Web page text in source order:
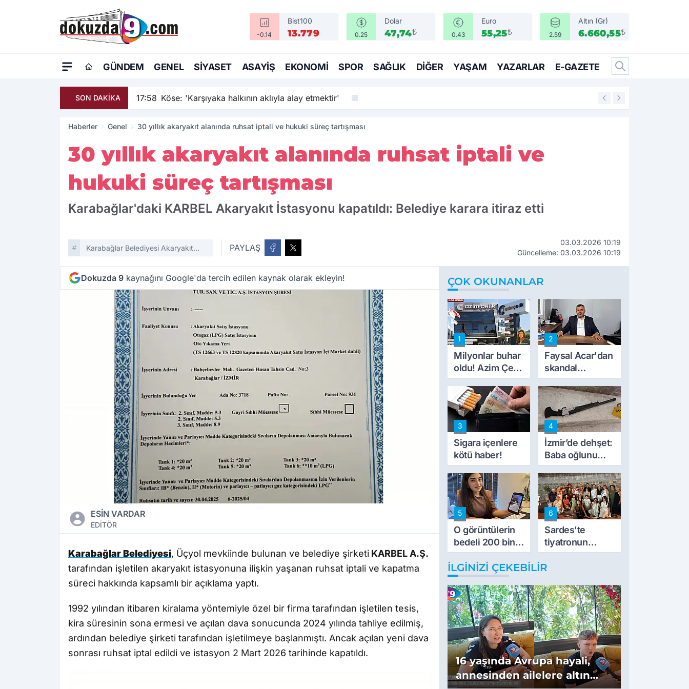
-0.14
Bist100
13.779 0.25
Dolar
47,74₺ 0.43
Euro
55,25₺ 2.59
Altın (Gr)
6.660,55₺
GÜNDEM GENEL SIYASET ASAYIŞ EKONOMI SPOR SAĞLIK DIĞER YAŞAM YAZARLAR E-GAZETE
SON DAKİKA 17:58 Köse: 'Karşıyaka halkının aklıyla alay etmektir' 17:40
Haberler Genel 30 yıllık akaryakıt alanında ruhsat iptali ve hukuki süreç tartışması
30 yıllık akaryakıt alanında ruhsat iptali ve
hukuki süreç tartışması
Karabağlar'daki KARBEL Akaryakıt İstasyonu kapatıldı: Belediye karara itiraz etti
Karabağlar Belediyesi Akaryakıt
PAYLAŞ
03.03.2026 10:19
Güncelleme: 03.03.2026 10:19
Dokuzda 9 kaynağını Google'da tercih edilen kaynak olarak ekleyin!
ESİN VARDAR
EDİTÖR
Karabağlar Belediyesi, Üçyol mevkiinde bulunan ve belediye şirketi KARBEL A.Ş.
tarafından işletilen akaryakıt istasyonuna ilişkin yaşanan ruhsat iptali ve kapatma
süreci hakkında kapsamlı bir açıklama yaptı.
1992 yılından itibaren kiralama yöntemiyle özel bir firma tarafından işletilen tesis,
kira süresinin sona ermesi ve açılan dava sonucunda 2024 yılında tahliye edilmiş,
ardından belediye şirketi tarafından işletilmeye başlanmıştı. Ancak açılan yeni dava
sonrası ruhsat iptal edildi ve istasyon 2 Mart 2026 tarihinde kapatıldı.
ÇOK OKUNANLAR
1
Milyonlar buhar
oldu! Azim Çelik
inşaat mağduru
ilk kez konuştu
2
Faysal Acar'dan
skandal
açıklamalar:
'Haluk Levent
peynircilerimizi
de kıskaca aldı,
müdahale ettik'
3
Sigara içenlere
kötü haber!
4
İzmir’de dehşet:
Baba oğlunu
vurdu
5
O görüntülerin
bedeli 200 bin
TL
6
Sardes'te
tiyatronun
imece ruhu
binlerce yıllık
İLGINIZI ÇEKEBILIR
16 yaşında Avrupa hayali,
annesinden ailelere altın